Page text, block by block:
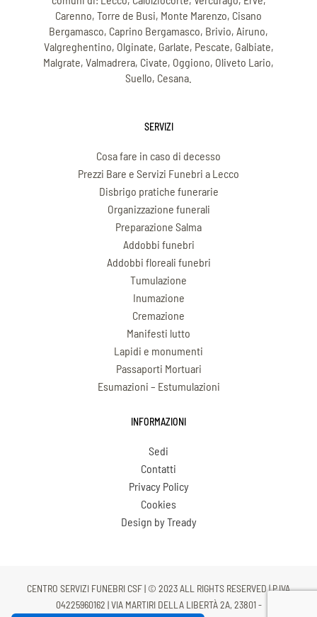
Carenno, Torre de Busi, Monte Marenzo, Cisano
Bergamasco, Caprino Bergamasco, Brivio, Airuno,
Valgreghentino, Olginate, Garlate, Pescate, Galbiate,
Malgrate, Valmadrera, Civate, Oggiono, Oliveto Lario,
Suello, Cesana.
SERVIZI
Cosa fare in caso di decesso
Prezzi Bare e Servizi Funebri a Lecco
Disbrigo pratiche funerarie
Organizzazione funerali
Preparazione Salma
Addobbi funebri
Addobbi floreali funebri
Tumulazione
Inumazione
Cremazione
Manifesti lutto
Lapidi e monumenti
Passaporti Mortuari
Esumazioni – Estumulazioni
INFORMAZIONI
Sedi
Contatti
Privacy Policy
Cookies
Design by Tready
CENTRO SERVIZI FUNEBRI CSF | © 2023 ALL RIGHTS RESERVED | P.IVA
04225960162 | VIA MARTIRI DELLA LIBERTÀ 2A, 23801 -